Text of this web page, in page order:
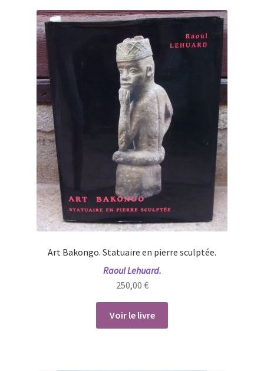
Art Bakongo. Statuaire en pierre sculptée.
Raoul Lehuard.
250,00 €
Voir le livre